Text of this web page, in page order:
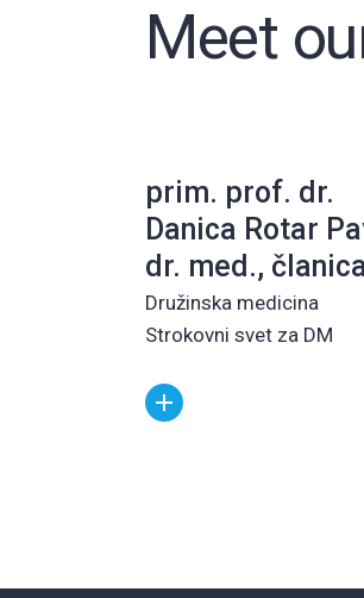
Meet
prim. prof. dr.
Danica Rotar
dr. med.,
Družinska medicina
Strokovni svet za DM